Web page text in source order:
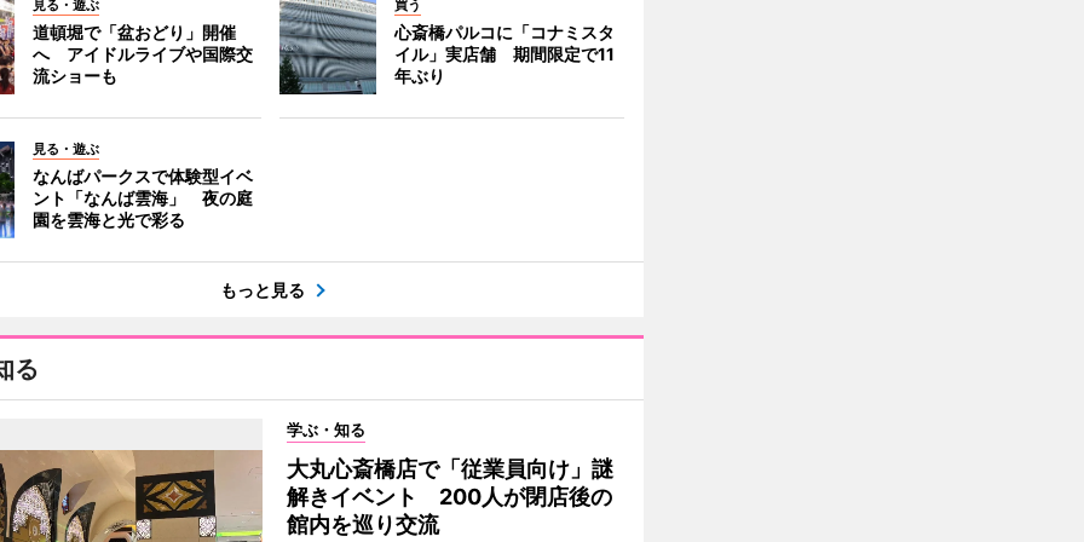
見る・遊ぶ
道頓堀で「盆おどり」開催
へ アイドルライブや国際交
流ショーも
買う
心斎橋パルコに「コナミスタ
イル」実店舗 期間限定で11
年ぶり
見る・遊ぶ
なんばパークスで体験型イベ
ント「なんば雲海」 夜の庭
園を雲海と光で彩る
もっと見る
る
学ぶ・知る
大丸心斎橋店で「従業員向け」謎
解きイベント 200人が閉店後の
館内を巡り交流